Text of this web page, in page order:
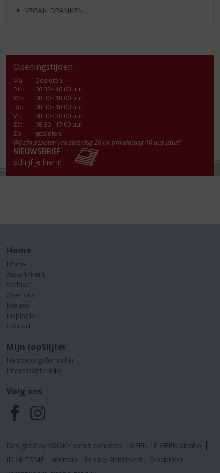
VEGAN DRANKEN
Openingstijden
Ma:
Gesloten
Di:
08.30 - 18.00 uur
Wo:
08.30 - 18.00 uur
Do:
08.30 - 18.00 uur
Vr:
08.30 - 20.00 uur
Za:
08.30 - 17.00 uur
Zo:
gesloten
Wij zijn gesloten van zaterdag 20 juli t/m dinsdag 10 augustus!!
NIEUWSBRIEF
Schrijf je hier in
Home
Home
Assortiment
Verhuur
Over ons
Nieuws
Inspiratie
Contact
Mijn topSlijter
Herroepingsformulier
Interessante links
Volg ons
F
a
c
I
n
s
Designed by YOOKY smart concepts
GEEN 18 GEEN alcohol
IDIN/ITSME
sitemap Privacy Statement
Disclaimer